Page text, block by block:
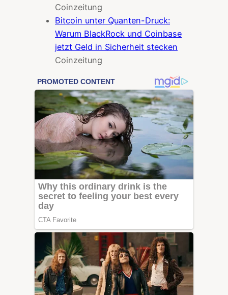
Coinzeitung
Bitcoin unter Quanten-Druck:
Warum BlackRock und Coinbase
jetzt Geld in Sicherheit stecken
Coinzeitung